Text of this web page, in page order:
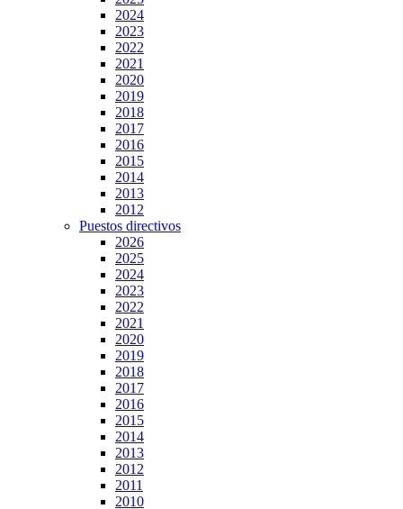
2024
2023
2022
2021
2020
2019
2018
2017
2016
2015
2014
2013
2012
Puestos directivos
2026
2025
2024
2023
2022
2021
2020
2019
2018
2017
2016
2015
2014
2013
2012
2011
2010